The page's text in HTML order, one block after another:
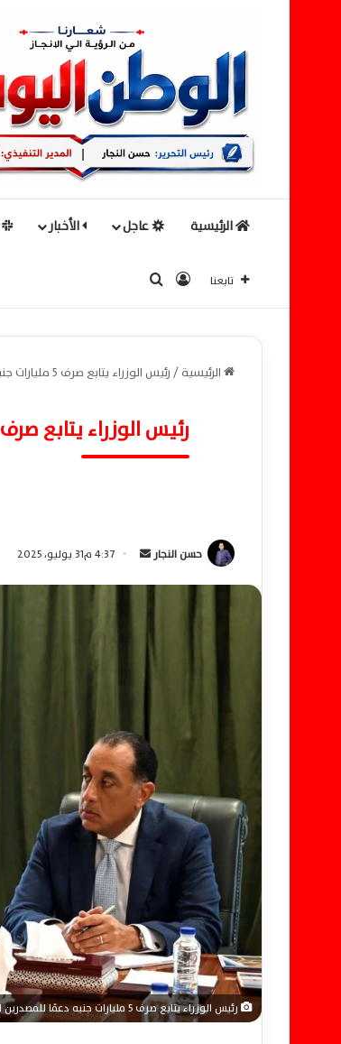
الرئيسية عاجل الأخبار
تابعنا تسجيل الدخول
الرئيسية/رئيس الوزراء يتابع صرف 5 مليارات جنيه دعمًا للمصدرين المتأخرين
رئيس الوزراء يتابع صرف 5 مليارات جنيه دعمًا للمصدرين المتأخرين
حسن النجار
إ
ل
ك
ت
ر
و
ا
4:37 م31 يوليو، 2025
رئيس الوزراء يتابع صرف 5 مليارات جنيه دعمًا للمصدرين المتأخرين